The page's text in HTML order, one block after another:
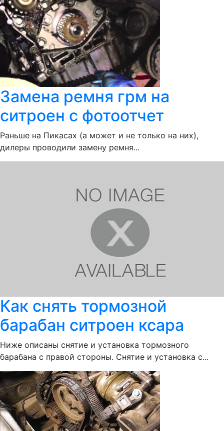
Замена ремня грм на
ситроен с фотоотчет
Раньше на Пикасах (а может и не только на них),
дилеры проводили замену ремня...
Как снять тормозной
барабан ситроен ксара
Ниже описаны снятие и установка тормозного
барабана с правой стороны. Снятие и установка с...